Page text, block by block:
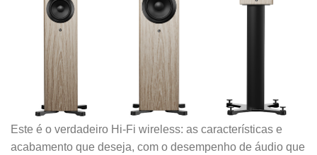
Este é o verdadeiro Hi-Fi wireless: as características e
acabamento que deseja, com o desempenho de áudio que